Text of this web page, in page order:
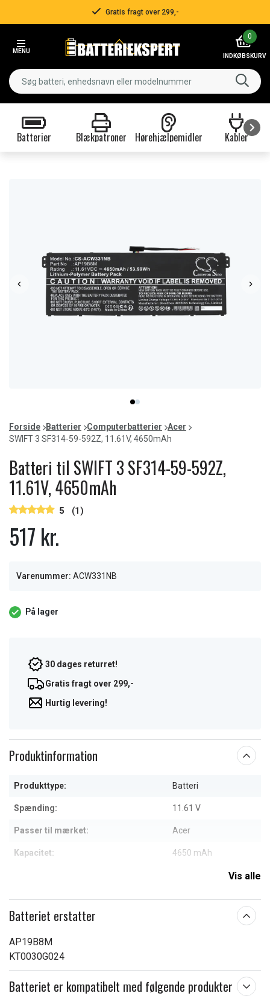
Gratis fragt over 299,-
MENU
0
INDKØBSKURV
Batterier Blækpatroner Hørehjælpemidler Kabler
item
0
item
1
of
2
Forside Batterier Computerbatterier
Acer
SWIFT 3 SF314-59-592Z, 11.61V, 4650mAh
Batteri til SWIFT 3 SF314-59-592Z,
11.61V, 4650mAh
5 (1)
517 kr.
Varenummer: ACW331NB
På lager
30 dages returret!
Gratis fragt over 299,-
Hurtig levering!
Produktinformation
Produkttype: Batteri
Spænding: 11.61 V
Passer til mærket: Acer
Kapacitet: 4650 mAh
Vis alle
Batteriet erstatter
AP19B8M
KT0030G024
Batteriet er kompatibelt med følgende produkter